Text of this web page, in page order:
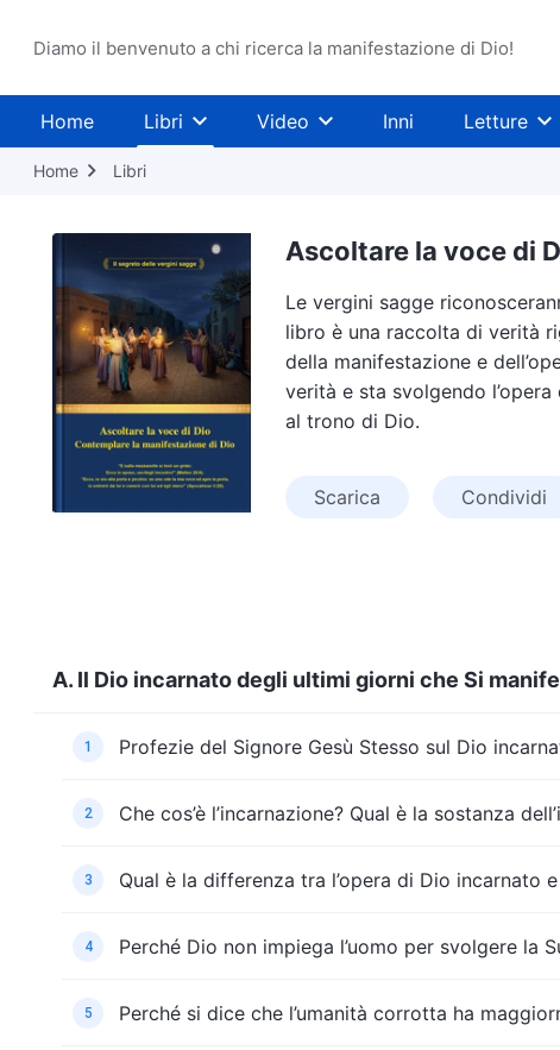
Diamo il benvenuto a chi ricerca la manifestazione di Dio!
Home Libri Video Inni Letture
Home Libri
Ascoltare la voce di
Le vergini sagge
libro è una raccolta di verità
della manifestazione e
verità e sta svolgendo
al trono di Dio.
Scarica Condividi
A. Il Dio incarnato degli ultimi giorni che Si
1 Profezie del Signore Gesù Stesso sul Dio
2 Che cos’è l’incarnazione? Qual è la sostanza
3 Qual è la differenza tra l’opera di Dio incarnato
4 Perché Dio non impiega l’uomo per svolgere la
5 Perché si dice che l’umanità corrotta ha